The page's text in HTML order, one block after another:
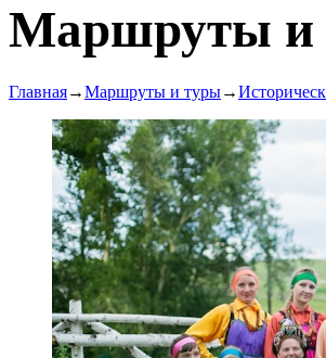
Маршруты и
Главная→Маршруты и туры→